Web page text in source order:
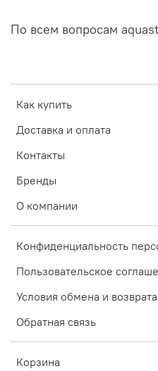
Как купить
Доставка и оплата
Контакты
Бренды
О компании
Конфиденциальность
Пользовательское
Условия обмена и возврата
Обратная связь
Корзина
По всем вопросам